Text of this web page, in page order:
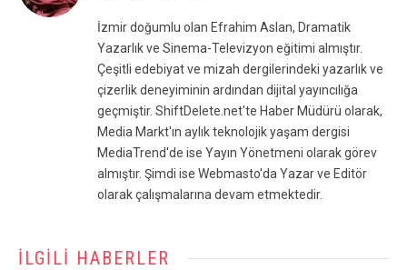
İzmir doğumlu olan Efrahim Aslan, Dramatik
Yazarlık ve Sinema-Televizyon eğitimi almıştır.
Çeşitli edebiyat ve mizah dergilerindeki yazarlık ve
çizerlik deneyiminin ardından dijital yayıncılığa
geçmiştir. ShiftDelete.net'te Haber Müdürü olarak,
Media Markt'ın aylık teknolojik yaşam dergisi
MediaTrend'de ise Yayın Yönetmeni olarak görev
almıştır. Şimdi ise Webmasto'da Yazar ve Editör
olarak çalışmalarına devam etmektedir.
İLGILI HABERLER